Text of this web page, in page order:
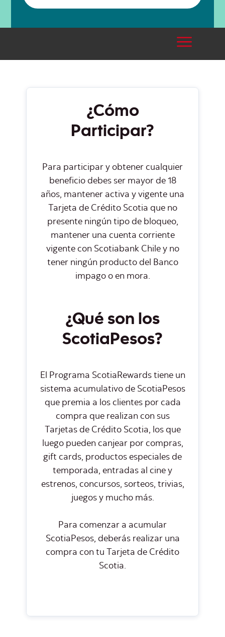
¿Cómo
Participar?
Para participar y obtener cualquier
beneficio debes ser mayor de 18
años, mantener activa y vigente una
Tarjeta de Crédito Scotia que no
presente ningún tipo de bloqueo,
mantener una cuenta corriente
vigente con Scotiabank Chile y no
tener ningún producto del Banco
impago o en mora.
¿Qué son los
ScotiaPesos?
El Programa ScotiaRewards tiene un
sistema acumulativo de ScotiaPesos
que premia a los clientes por cada
compra que realizan con sus
Tarjetas de Crédito Scotia, los que
luego pueden canjear por compras,
gift cards, productos especiales de
temporada, entradas al cine y
estrenos, concursos, sorteos, trivias,
juegos y mucho más.
Para comenzar a acumular
ScotiaPesos, deberás realizar una
compra con tu Tarjeta de Crédito
Scotia.